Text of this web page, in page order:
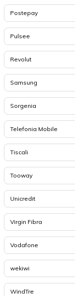
Postepay
Pulsee
Revolut
Samsung
Sorgenia
Telefonia Mobile
Tiscali
Tooway
Unicredit
Virgin Fibra
Vodafone
wekiwi
WindTre